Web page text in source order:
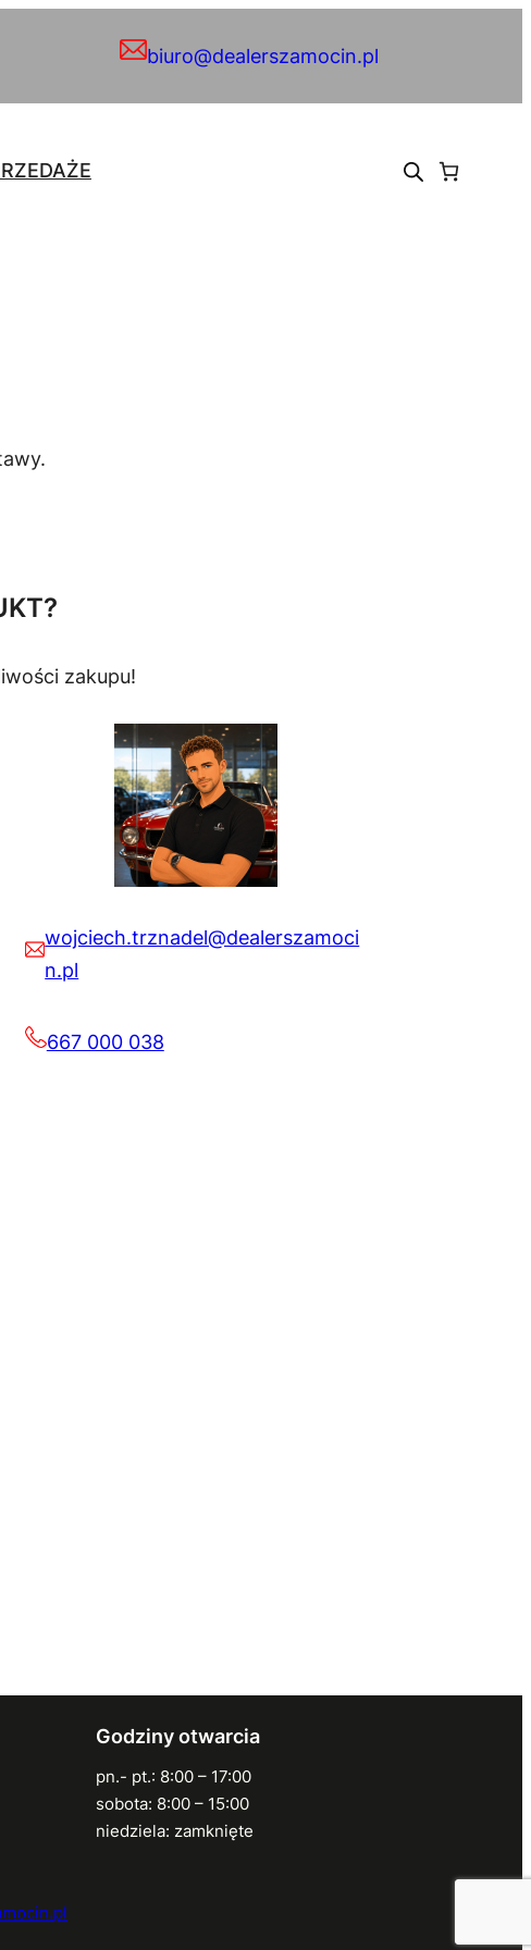
biuro@dealerszamocin.pl
zakupu!
wojciech.trznadel@dealerszamoci
n.pl
667 000 038
Godziny otwarcia
pn.- pt.: 8:00 – 17:00
sobota: 8:00 – 15:00
niedziela: zamknięte